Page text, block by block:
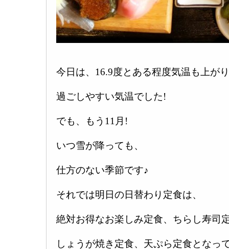
今日は、16.9度とある程度気温も上がり
過ごしやすい気温でした!
でも、もう11月!
いつ雪が降っても、
仕方のない季節です♪
それでは明日の日替わり定食は、
絶対お得なお楽しみ定食、ちらし寿司
しょうが焼き定食、天ぷら定食となっ